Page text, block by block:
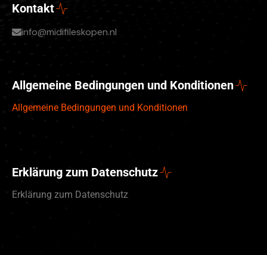
Kontakt
info@midifileskopen.nl
Allgemeine Bedingungen und Konditionen
Allgemeine Bedingungen und Konditionen
Erklärung zum Datenschutz
Erklärung zum Datenschutz